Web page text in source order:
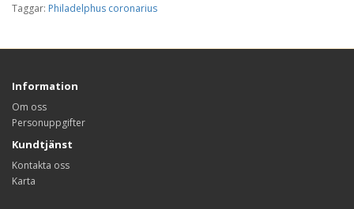
Taggar: Philadelphus coronarius
Information
Om oss
Personuppgifter
Kundtjänst
Kontakta oss
Karta